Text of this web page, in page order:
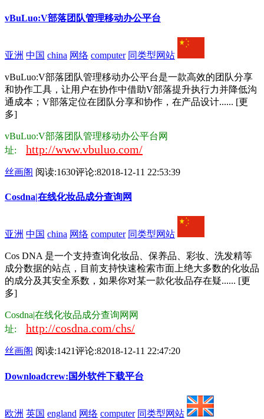
vBuLuo:V部落团队管理移动办公平台
亚洲 中国 china 网络 computer 同类型网站
vBuLuo:V部落团队管理移动办公平台是一款高效的团队分享
和协作工具，让用户在协作中借助V部落提升执行力并降低沟
通成本；V部落定位在团队分享和协作，在产品设计...... [更
多]
vBuLuo:V部落团队管理移动办公平台网
址: http://www.vbuluo.com/
丝画阁 阅读:1630评论:82018-12-11 22:53:39
Cosdna|在线化妆品成分查询网
亚洲 中国 china 网络 computer 同类型网站
Cos DNA 是一个支持查询化妆品、保养品、彩妆、洗发精等
成分数据的站点，目前支持快速检索市面上绝大多数的化妆品
的成分及其安全系数，如果你对某一款化妆品存在疑...... [更
多]
Cosdna|在线化妆品成分查询网网
址: http://cosdna.com/chs/
丝画阁 阅读:1421评论:82018-12-11 22:47:20
Downloadcrew:国外软件下载平台
欧洲 英国 england 网络 computer 同类型网站